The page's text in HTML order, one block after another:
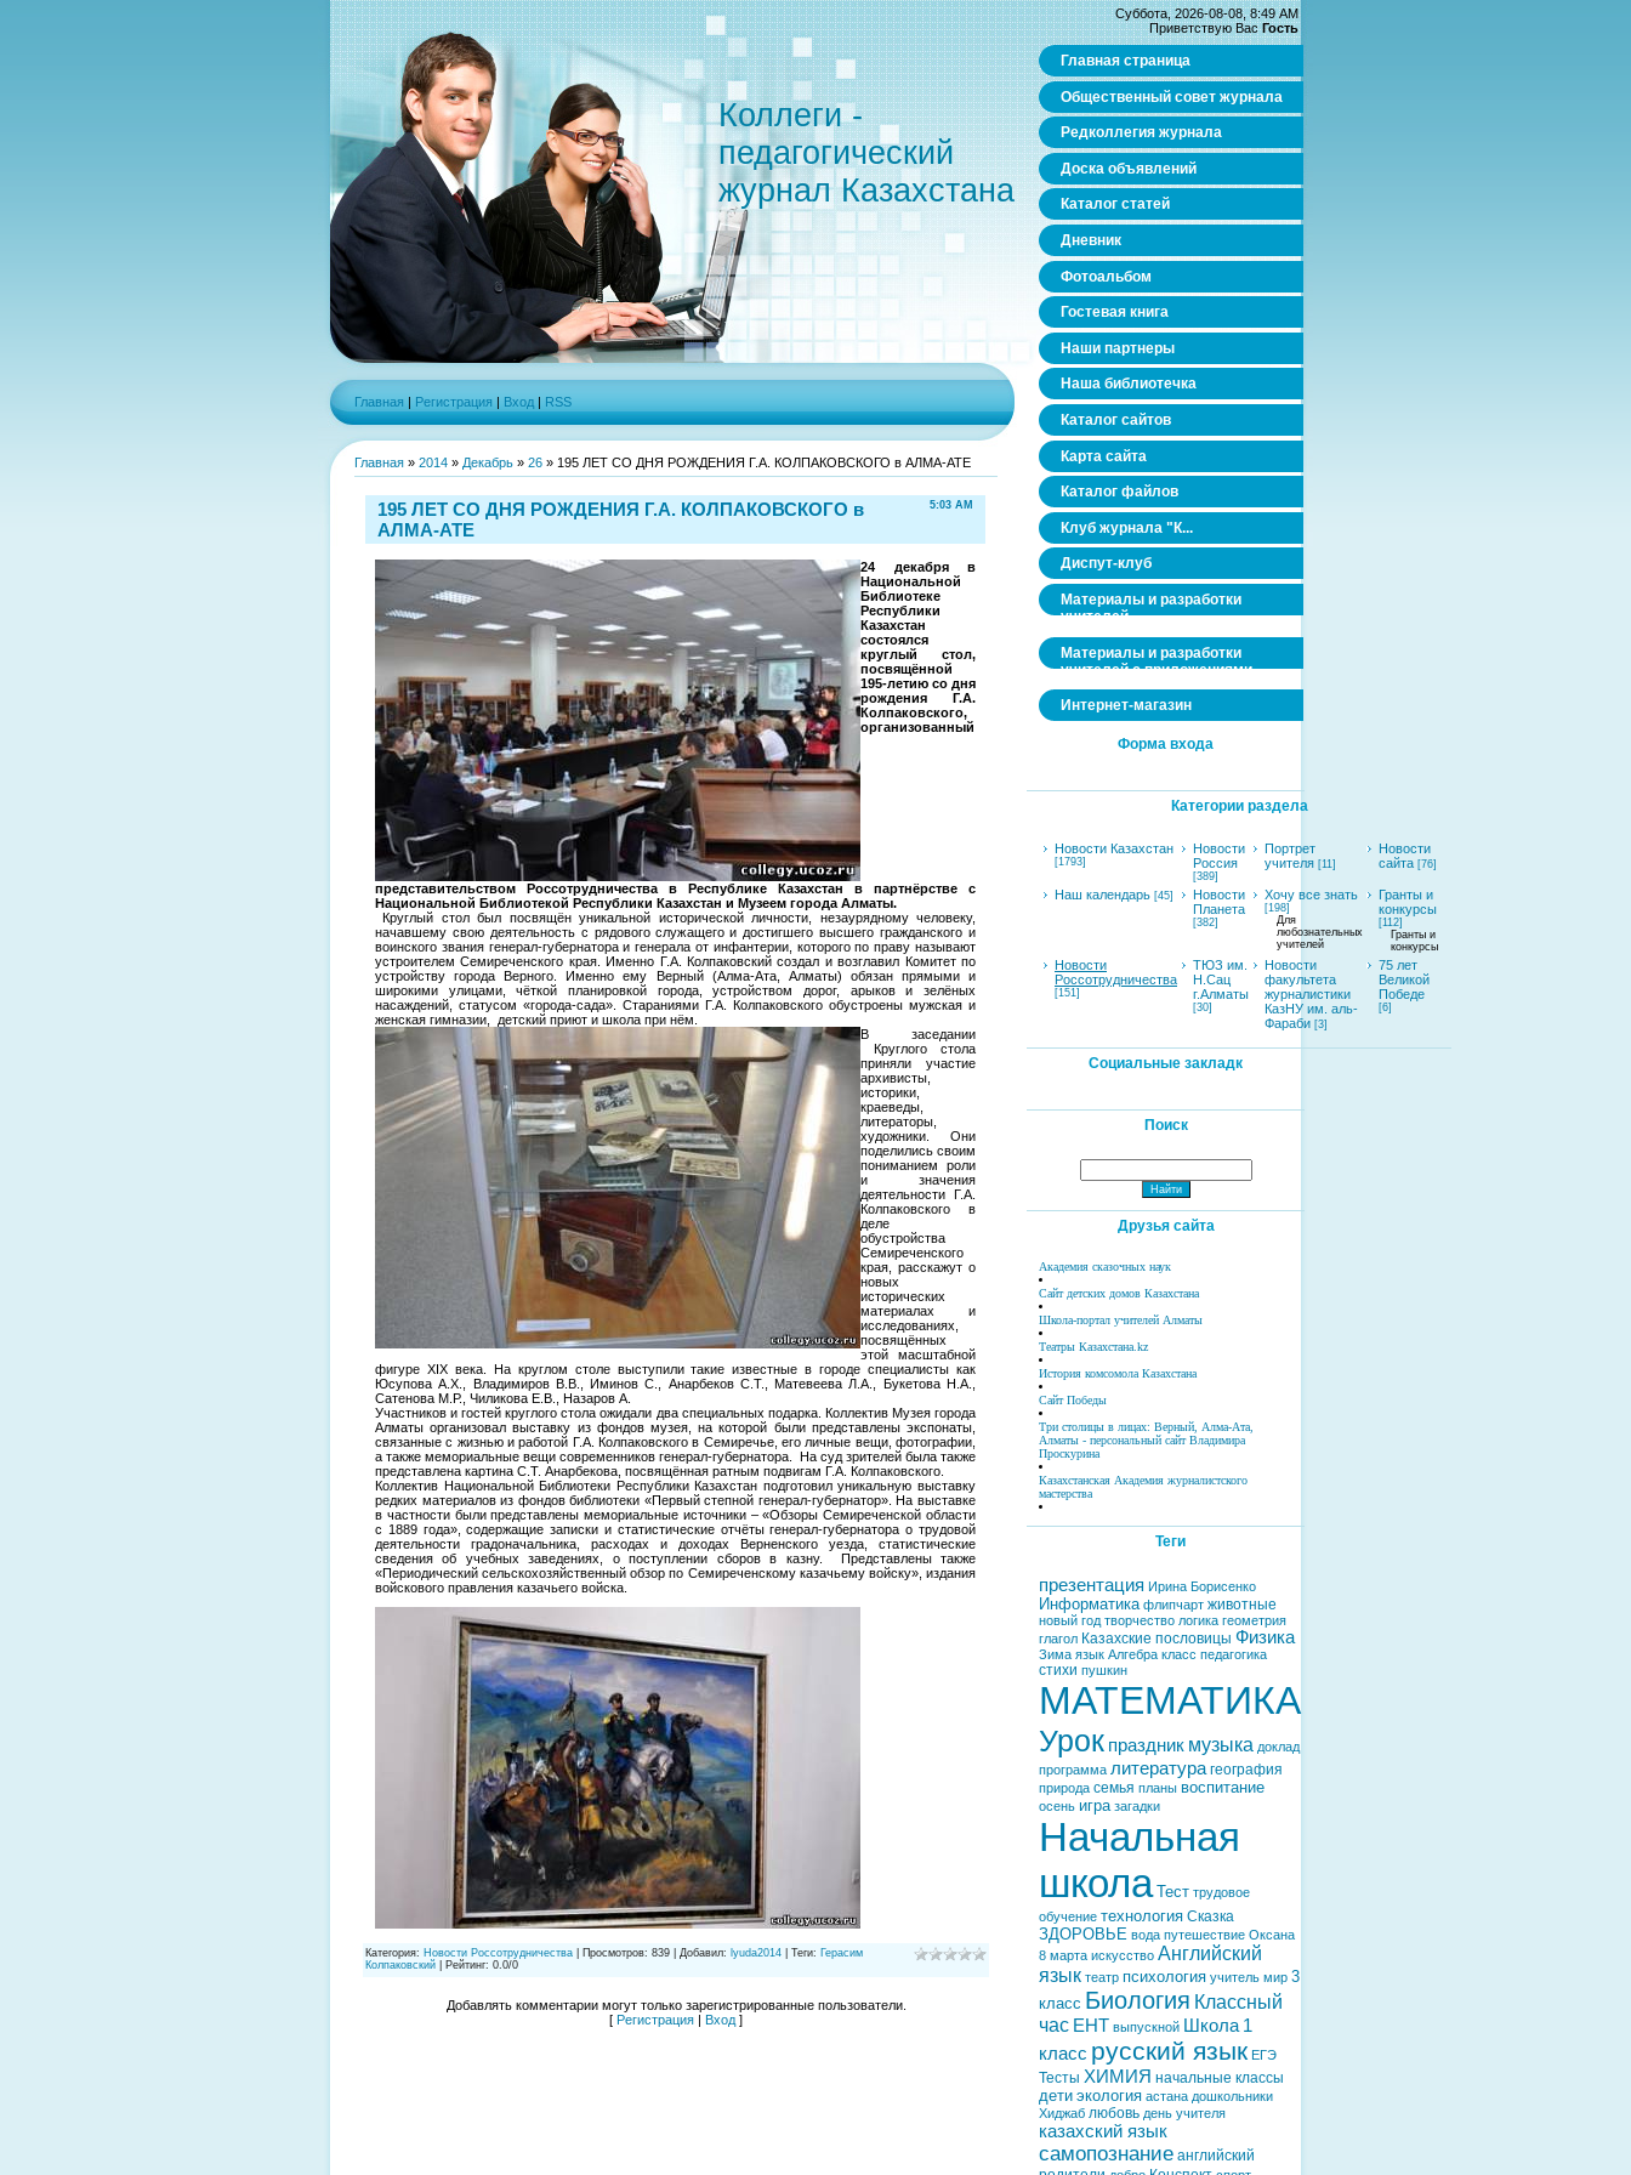
Коллеги -
педагогический
журнал Казахстана
Главная | Регистрация | Вход | RSS
Главная » 2014 » Декабрь » 26 » 195 ЛЕТ СО ДНЯ РОЖДЕНИЯ Г.А. КОЛПАКОВСКОГО в АЛМА-АТЕ
5:03 AM
195 ЛЕТ СО ДНЯ РОЖДЕНИЯ Г.А. КОЛПАКОВСКОГО в
АЛМА-АТЕ
24 декабря в
Национальной
Библиотеке
Республики
Казахстан
состоялся
круглый стол,
посвящённой
195-летию со дня
рождения Г.А.
Колпаковского,
организованный
представительством Россотрудничества в Республике Казахстан в партнёрстве с
Национальной Библиотекой Республики Казахстан и Музеем города Алматы.
Круглый стол был посвящён уникальной исторической личности, незаурядному человеку,
начавшему свою деятельность с рядового служащего и достигшего высшего гражданского и
воинского звания генерал-губернатора и генерала от инфантерии, которого по праву называют
устроителем Семиреченского края. Именно Г.А. Колпаковский создал и возглавил Комитет по
устройству города Верного. Именно ему Верный (Алма-Ата, Алматы) обязан прямыми и
широкими улицами, чёткой планировкой города, устройством дорог, арыков и зелёных
насаждений, статусом «города-сада». Стараниями Г.А. Колпаковского обустроены мужская и
женская гимназии, детский приют и школа при нём.
В заседании
Круглого стола
приняли участие
архивисты,
историки,
краеведы,
литераторы,
художники. Они
поделились своим
пониманием роли
и значения
деятельности Г.А.
Колпаковского в
деле
обустройства
Семиреченского
края, расскажут о
новых
исторических
материалах и
исследованиях,
посвящённых
этой масштабной
фигуре XIX века. На круглом столе выступили такие известные в городе специалисты как
Юсупова А.Х., Владимиров В.В., Иминов С., Анарбеков С.Т., Матевеева Л.А., Букетова Н.А.,
Сатенова М.Р., Чиликова Е.В., Назаров А.
Участников и гостей круглого стола ожидали два специальных подарка. Коллектив Музея города
Алматы организовал выставку из фондов музея, на которой были представлены экспонаты,
связанные с жизнью и работой Г.А. Колпаковского в Семиречье, его личные вещи, фотографии,
а также мемориальные вещи современников генерал-губернатора. На суд зрителей была также
представлена картина С.Т. Анарбекова, посвящённая ратным подвигам Г.А. Колпаковского.
Коллектив Национальной Библиотеки Республики Казахстан подготовил уникальную выставку
редких материалов из фондов библиотеки «Первый степной генерал-губернатор». На выставке
в частности были представлены мемориальные источники – «Обзоры Семиреченской области
с 1889 года», содержащие записки и статистические отчёты генерал-губернатора о трудовой
деятельности градоначальника, расходах и доходах Верненского уезда, статистические
сведения об учебных заведениях, о поступлении сборов в казну. Представлены также
«Периодический сельскохозяйственный обзор по Семиреченскому казачьему войску», издания
войскового правления казачьего войска.
Категория: Новости Россотрудничества Просмотров: 839 Добавил: lyuda2014 Теги: Герасим
Колпаковский
Рейтинг: 0.0/0
Добавлять комментарии могут только зарегистрированные пользователи.
[ Регистрация | Вход ]
Суббота, 2026-08-08, 8:49 AM
Приветствую Вас Гость
Главная страница
Общественный совет журнала
Редколлегия журнала
Доска объявлений
Каталог статей
Дневник
Фотоальбом
Гостевая книга
Наши партнеры
Наша библиотечка
Каталог сайтов
Карта сайта
Каталог файлов
Клуб журнала "К...
Диспут-клуб
Материалы и разработки
учителей
Материалы и разработки
учителей с приложениями
Интернет-магазин
Форма входа
Категории раздела
Новости Казахстан
[1793]
Новости
Россия
[389]
Портрет
учителя [11]
Новости
сайта [76]
Наш календарь [45]
Новости
Планета
[382]
Хочу все знать
[198]
Для
любознательных
учителей
Гранты и
конкурсы
[112]
Гранты и
конкурсы
Новости
Россотрудничества
[151]
ТЮЗ им.
Н.Сац
г.Алматы
[30]
Новости
факультета
журналистики
КазНУ им. аль-
Фараби [3]
75 лет
Великой
Победе
[6]
Социальные закладк
Поиск
Друзья сайта
Академия сказочных наук
Сайт детских домов Казахстана
Школа-портал учителей Алматы
Театры Казахстана.kz
История комсомола Казахстана
Сайт Победы
Три столицы в лицах: Верный, Алма-Ата,
Алматы - персональный сайт Владимира
Проскурина
Казахстанская Академия журналистского
мастерства
Теги
презентация Ирина Борисенко
Информатика флипчарт животные
новый год творчество логика геометрия
глагол Казахские пословицы Физика
Зима язык Алгебра класс педагогика
стихи пушкин
МАТЕМАТИКА
Урок праздник музыка доклад
программа литература география
природа семья планы воспитание
осень игра загадки
Начальная
школа Тест трудовое
обучение технология Сказка
ЗДОРОВЬЕ вода путешествие Оксана
8 марта искусство Английский
язык театр психология учитель мир 3
класс Биология Классный
час ЕНТ выпускной Школа 1
класс русский язык ЕГЭ
Тесты ХИМИЯ начальные классы
дети экология астана дошкольники
Хиджаб любовь день учителя
казахский язык
самопознание английский